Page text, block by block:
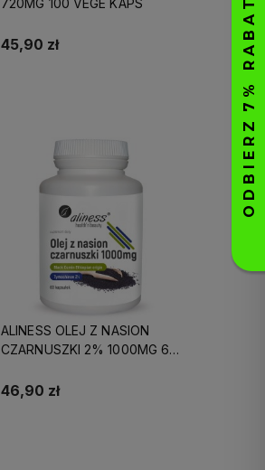
720MG 100 VEGE KAPS
45,90 zł
ALINESS OLEJ Z NASION
CZARNUSZKI 2% 1000MG 60
46,90 zł